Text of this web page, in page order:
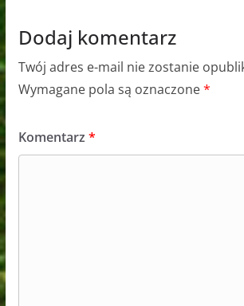
Dodaj komentarz
Twój adres e-mail nie zostanie
Wymagane pola są oznaczone*
Komentarz *